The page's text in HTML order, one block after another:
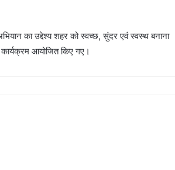
का उद्देश्य शहर को स्वच्छ, सुंदर एवं स्वस्थ बनाना
आयोजित किए गए।